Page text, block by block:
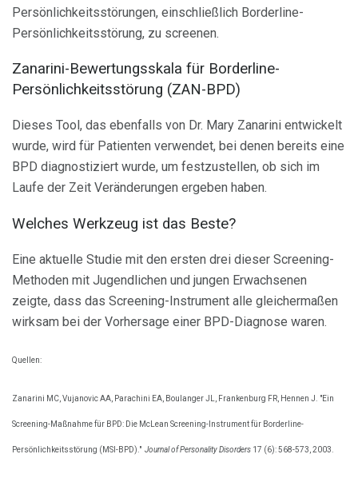
Persönlichkeitsstörungen, einschließlich Borderline-
Persönlichkeitsstörung, zu screenen.
Zanarini-Bewertungsskala für Borderline-
Persönlichkeitsstörung (ZAN-BPD)
Dieses Tool, das ebenfalls von Dr. Mary Zanarini entwickelt
wurde, wird für Patienten verwendet, bei denen bereits eine
BPD diagnostiziert wurde, um festzustellen, ob sich im
Laufe der Zeit Veränderungen ergeben haben.
Welches Werkzeug ist das Beste?
Eine aktuelle Studie mit den ersten drei dieser Screening-
Methoden mit Jugendlichen und jungen Erwachsenen
zeigte, dass das Screening-Instrument alle gleichermaßen
wirksam bei der Vorhersage einer BPD-Diagnose waren.
Quellen:
Zanarini MC, Vujanovic AA, Parachini EA, Boulanger JL, Frankenburg FR, Hennen J. "Ein
Screening-Maßnahme für BPD: Die McLean Screening-Instrument für Borderline-
Persönlichkeitsstörung (MSI-BPD)." Journal of Personality Disorders 17 (6): 568-573, 2003.